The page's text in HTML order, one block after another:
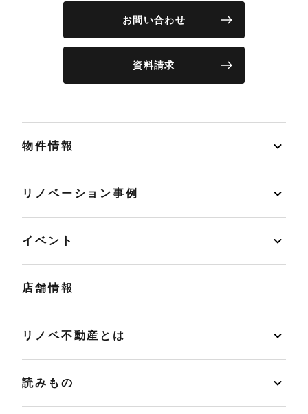
お問い合わせ
資料請求
物件情報
リノベーション事例
イベント
店舗情報
リノベ不動産とは
読みもの